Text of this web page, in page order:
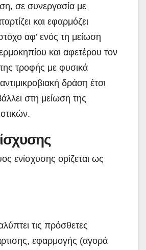
σε συνεργασία με
και εφαρμόζει
αφ’ ενός τη μείωση
και αφετέρου τον
τροφής με φυσικά
δράση έτσι
στη μείωση της
ενίσχυσης ορίζεται ως
τις πρόσθετες
εφαρμογής (αγορά